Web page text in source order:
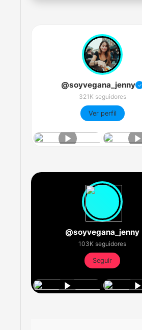
@soyvegana_jenny ✓
321K seguidores
Ver perfil
@soyvegana_jenny
103K seguidores
Seguir